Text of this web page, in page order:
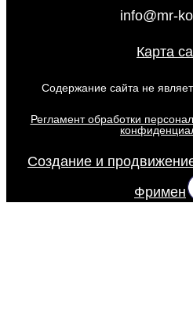
info@mr-
Карта
Содержание сайта не
Регламент обработки
Создание и
Фримен